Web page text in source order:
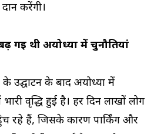
करेंगी।
गई थी अयोध्या में चुनौतियां
के उद्घाटन के बाद अयोध्या में
वृद्धि हुई है। हर दिन लाखों लोग
रहे हैं, जिसके कारण पार्किंग और